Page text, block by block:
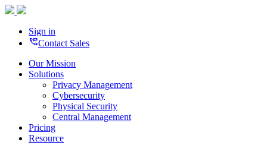
Sign in
perm_phone_msgContact Sales
Our Mission
Solutions
Privacy Management
Cybersecurity
Physical Security
Central Management
Pricing
Resource